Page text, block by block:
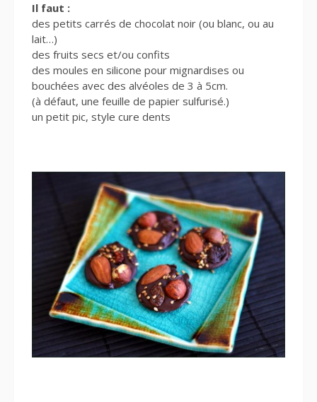
Il faut :
des petits carrés de chocolat noir (ou blanc, ou au
lait…)
des fruits secs et/ou confits
des moules en silicone pour mignardises ou
bouchées avec des alvéoles de 3 à 5cm.
(à défaut, une feuille de papier sulfurisé.)
un petit pic, style cure dents